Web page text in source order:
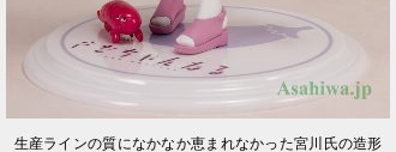
生産ラインの質になかなか恵まれなかった宮川氏の造形